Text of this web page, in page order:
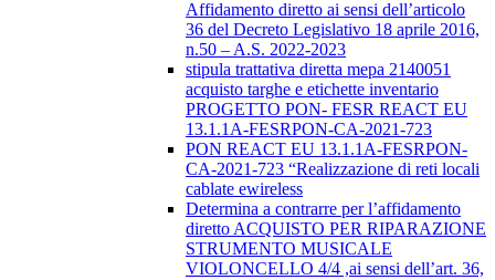
Affidamento diretto ai sensi dell’articolo
36 del Decreto Legislativo 18 aprile 2016,
n.50 – A.S. 2022-2023
stipula trattativa diretta mepa 2140051
acquisto targhe e etichette inventario
PROGETTO PON- FESR REACT EU
13.1.1A-FESRPON-CA-2021-723
PON REACT EU 13.1.1A-FESRPON-
CA-2021-723 “Realizzazione di reti locali
cablate ewireless
Determina a contrarre per l’affidamento
diretto ACQUISTO PER RIPARAZIONE
STRUMENTO MUSICALE
VIOLONCELLO 4/4 ,ai sensi dell’art. 36,